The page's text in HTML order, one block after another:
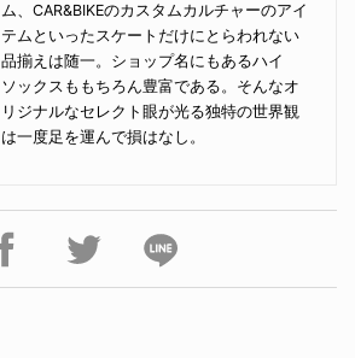
ム、CAR&BIKEのカスタムカルチャーのアイ
テムといったスケートだけにとらわれない
品揃えは随一。ショップ名にもあるハイ
ソックスももちろん豊富である。そんなオ
リジナルなセレクト眼が光る独特の世界観
は一度足を運んで損はなし。